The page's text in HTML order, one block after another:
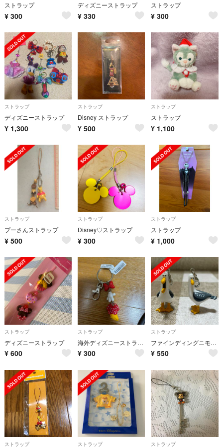
ストラップ
¥ 300
ディズニーストラップ
¥ 330
ストラップ
¥ 300
ストラップ
ディズニーストラップ
¥ 1,300
ストラップ
Disney ストラップ
¥ 500
ストラップ
ストラップ
¥ 1,100
ストラップ
プーさんストラップ
¥ 500
ストラップ
Disney♡ストラップ
¥ 300
ストラップ
ストラップ
¥ 1,000
ストラップ
ディズニーストラップ
¥ 600
ストラップ
海外ディズニーストラップ
¥ 300
ストラップ
ファインディングニモ カモメストラップ
¥ 550
ストラップ ストラップ ストラップ